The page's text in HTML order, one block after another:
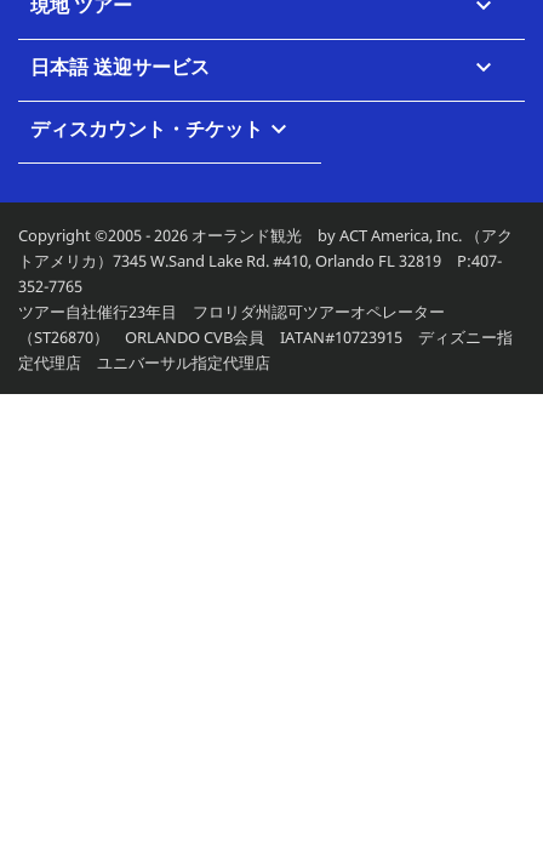

日本語 送迎サービス 
ディスカウント・チケット 
Copyright ©2005 - 2026 オーランド観光 by ACT America, Inc. （アク
トアメリカ）7345 W.Sand Lake Rd. #410, Orlando FL 32819 P:407-
352-7765
ツアー自社催行23年目 フロリダ州認可ツアーオペレーター
（ST26870） ORLANDO CVB会員 IATAN#10723915 ディズニー指
定代理店 ユニバーサル指定代理店